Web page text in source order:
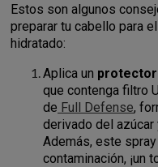
Estos son algunos
preparar tu cabello para
hidratado:
Aplica un
que contenga filtro
de Full Defense,
derivado del azúcar
Además, este
contaminación, ¡un